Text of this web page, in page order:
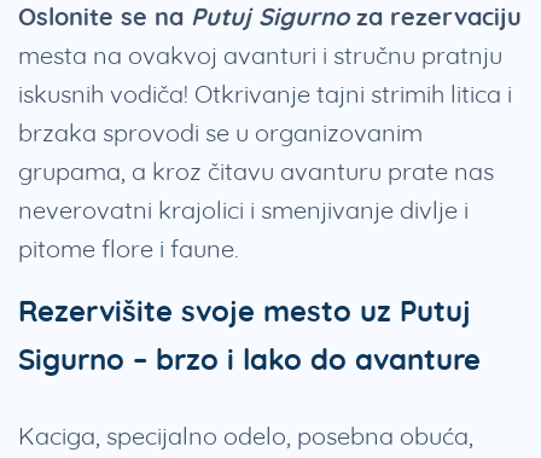
Oslonite se na Putuj Sigurnoza rezervaciju
mesta na ovakvoj avanturi i stručnu pratnju
iskusnih vodiča! Otkrivanje tajni strimih litica i
brzaka sprovodi se u organizovanim
grupama, a kroz čitavu avanturu prate nas
neverovatni krajolici i smenjivanje divlje i
pitome flore i faune.
Rezervišite svoje mesto uz Putuj
Sigurno – brzo i lako do avanture
Kaciga, specijalno odelo, posebna obuća,